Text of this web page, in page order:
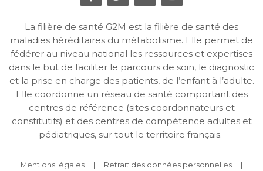
La filière de santé G2M est la filière de santé des
maladies héréditaires du métabolisme. Elle permet de
fédérer au niveau national les ressources et expertises
dans le but de faciliter le parcours de soin, le diagnostic
et la prise en charge des patients, de l’enfant à l’adulte.
Elle coordonne un réseau de santé comportant des
centres de référence (sites coordonnateurs et
constitutifs) et des centres de compétence adultes et
pédiatriques, sur tout le territoire français.
Mentions légales
Retrait des données personnelles